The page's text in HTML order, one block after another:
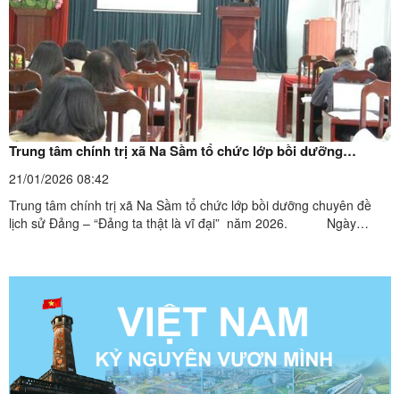
Trung tâm chính trị xã Na Sầm tổ chức lớp bồi dưỡng
chuyên đề lịch sử Đảng – “Đảng ta thật là vĩ đại” năm 2026.
21/01/2026 08:42
Trung tâm chính trị xã Na Sầm tổ chức lớp bồi dưỡng chuyên đề
lịch sử Đảng – “Đảng ta thật là vĩ đại” năm 2026. Ngày
gia lớp học có 73 học viên là đảng viên, ...